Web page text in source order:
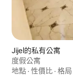
Jijel的私有公寓
度假公寓
地點 · 性價比 · 格局